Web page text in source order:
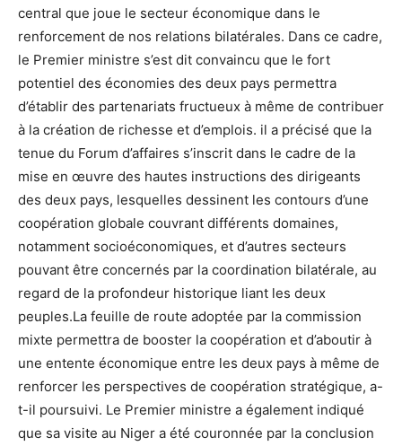
central que joue le secteur économique dans le
renforcement de nos relations bilatérales. Dans ce cadre,
le Premier ministre s’est dit convaincu que le fort
potentiel des économies des deux pays permettra
d’établir des partenariats fructueux à même de contribuer
à la création de richesse et d’emplois. il a précisé que la
tenue du Forum d’affaires s’inscrit dans le cadre de la
mise en œuvre des hautes instructions des dirigeants
des deux pays, lesquelles dessinent les contours d’une
coopération globale couvrant différents domaines,
notamment socioéconomiques, et d’autres secteurs
pouvant être concernés par la coordination bilatérale, au
regard de la profondeur historique liant les deux
peuples.La feuille de route adoptée par la commission
mixte permettra de booster la coopération et d’aboutir à
une entente économique entre les deux pays à même de
renforcer les perspectives de coopération stratégique, a-
t-il poursuivi. Le Premier ministre a également indiqué
que sa visite au Niger a été couronnée par la conclusion